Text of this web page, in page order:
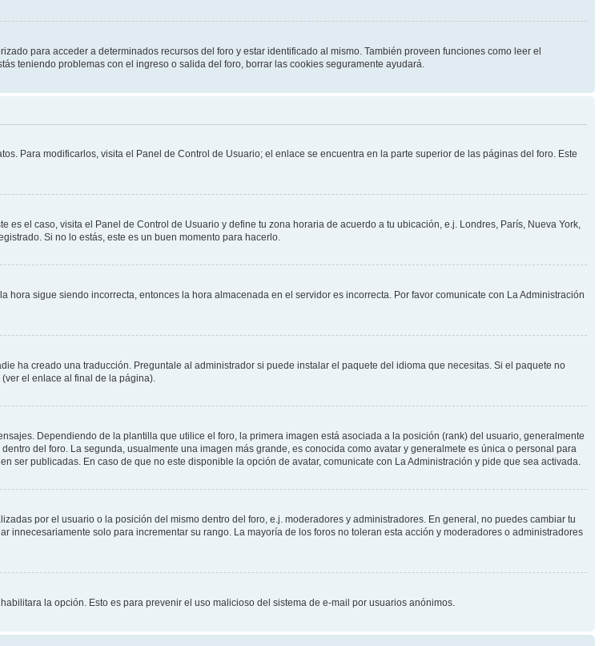
para acceder a determinados recursos del foro y estar identificado al mismo. También proveen funciones como leer el
teniendo problemas con el ingreso o salida del foro, borrar las cookies seguramente ayudará.
Para modificarlos, visita el Panel de Control de Usuario; el enlace se encuentra en la parte superior de las páginas del foro. Este
el caso, visita el Panel de Control de Usuario y define tu zona horaria de acuerdo a tu ubicación, e.j. Londres, París, Nueva York,
Si no lo estás, este es un buen momento para hacerlo.
sigue siendo incorrecta, entonces la hora almacenada en el servidor es incorrecta. Por favor comunicate con La Administración
ha creado una traducción. Preguntale al administrador si puede instalar el paquete del idioma que necesitas. Si el paquete no
el enlace al final de la página).
Dependiendo de la plantilla que utilice el foro, la primera imagen está asociada a la posición (rank) del usuario, generalmente
del foro. La segunda, usualmente una imagen más grande, es conocida como avatar y generalmete es única o personal para
ser publicadas. En caso de que no este disponible la opción de avatar, comunicate con La Administración y pide que sea activada.
por el usuario o la posición del mismo dentro del foro, e.j. moderadores y administradores. En general, no puedes cambiar tu
innecesariamente solo para incrementar su rango. La mayoría de los foros no toleran esta acción y moderadores o administradores
la opción. Esto es para prevenir el uso malicioso del sistema de e-mail por usuarios anónimos.